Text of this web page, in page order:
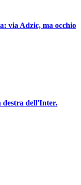
via Adzic, ma occhio
destra dell'Inter.